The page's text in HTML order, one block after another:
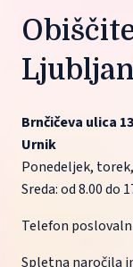
Brnčičeva ulica 13
Urnik
Ponedeljek,
Sreda: od 8.00 do
Telefon
Spletna naročila